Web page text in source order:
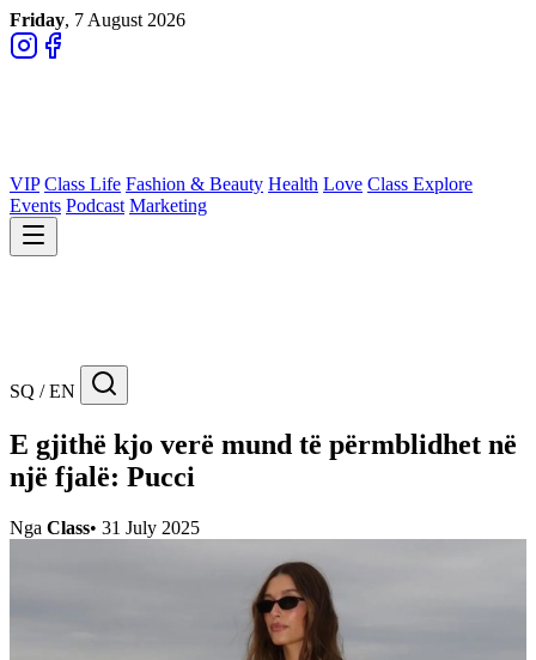
Friday, 7 August 2026
VIP Class Life Fashion & Beauty Health Love Class Explore
Events Podcast Marketing
SQ / EN
E gjithë kjo verë mund të përmblidhet në
një fjalë: Pucci
Nga Class• 31 July 2025